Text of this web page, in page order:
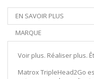
EN SAVOIR PLUS
MARQUE
Voir plus. Réaliser plus.
Matrox TripleHead2Go